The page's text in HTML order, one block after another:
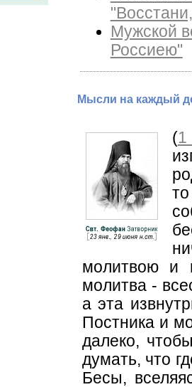
Мужской
Россиею"
Мысли на каждый
(
молитвою и
молитва -
а эта
Постника и
далеко,
думать, что
Бесы,